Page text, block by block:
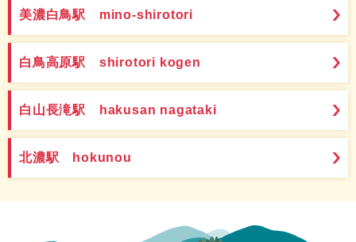
美濃白鳥駅 mino-shirotori
白鳥高原駅 shirotori kogen
白山長滝駅 hakusan nagataki
北濃駅 hokunou